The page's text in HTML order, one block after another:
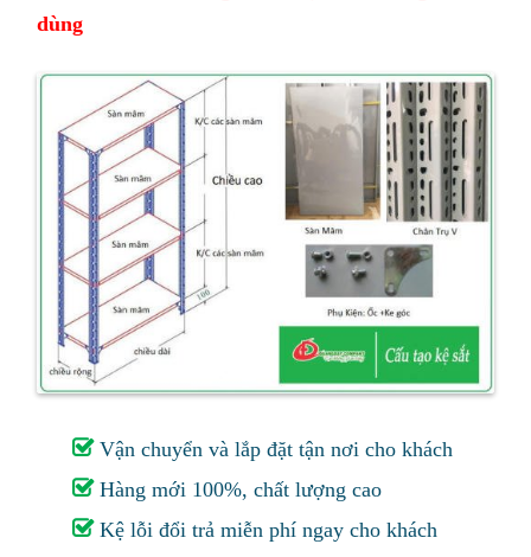
dùng
Vận chuyển và lắp đặt tận nơi cho khách
Hàng mới 100%, chất lượng cao
Kệ lỗi đổi trả miễn phí ngay cho khách